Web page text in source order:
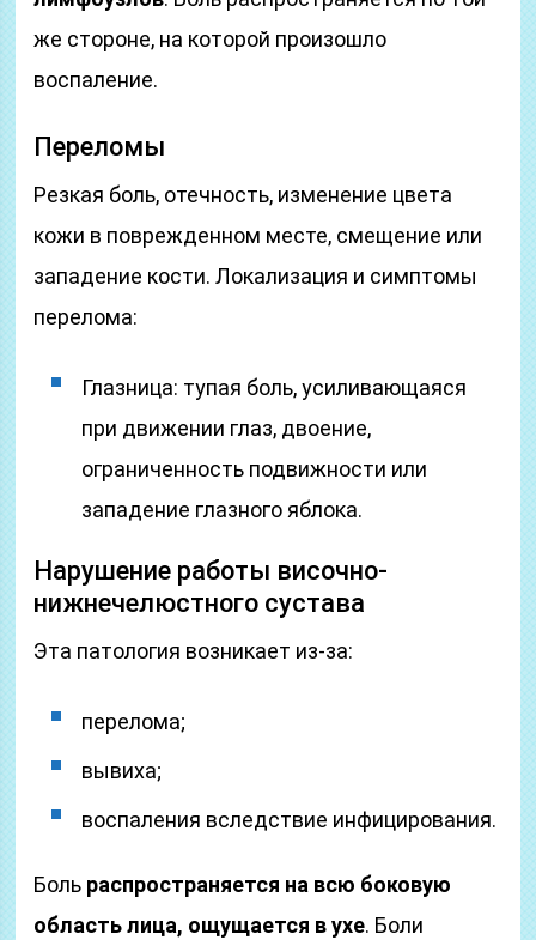
же стороне, на которой произошло
воспаление.
Переломы
Резкая боль, отечность, изменение цвета
кожи в поврежденном месте, смещение или
западение кости. Локализация и симптомы
перелома:
Глазница: тупая боль, усиливающаяся
при движении глаз, двоение,
ограниченность подвижности или
западение глазного яблока.
Нарушение работы височно-
нижнечелюстного сустава
Эта патология возникает из-за:
перелома;
вывиха;
воспаления вследствие инфицирования.
Боль распространяется на всю боковую
область лица, ощущается в ухе. Боли